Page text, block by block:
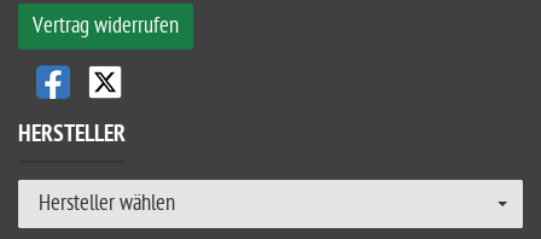
Vertrag widerrufen
HERSTELLER
Hersteller wählen